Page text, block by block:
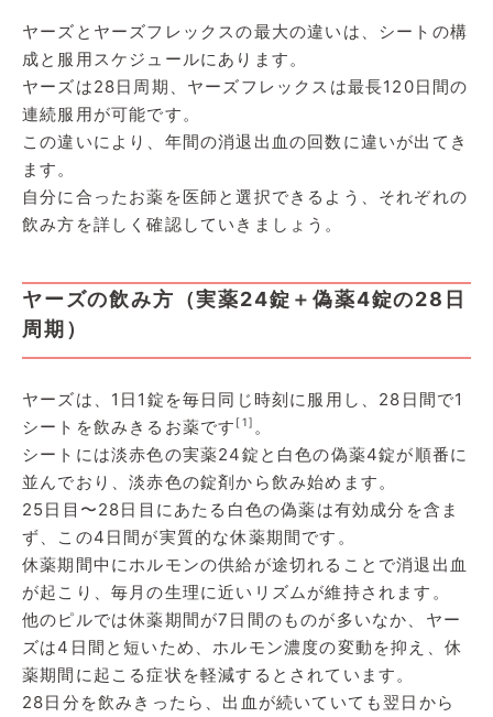
ヤーズとヤーズフレックスの最大の違いは、シートの構
成と服用スケジュールにあります。
ヤーズは28日周期、ヤーズフレックスは最長120日間の
連続服用が可能です。
この違いにより、年間の消退出血の回数に違いが出てき
ます。
自分に合ったお薬を医師と選択できるよう、それぞれの
飲み方を詳しく確認していきましょう。
ヤーズの飲み方（実薬24錠＋偽薬4錠の28日
周期）
ヤーズは、1日1錠を毎日同じ時刻に服用し、28日間で1
シートを飲みきるお薬です [1] 。
シートには淡赤色の実薬24錠と白色の偽薬4錠が順番に
並んでおり、淡赤色の錠剤から飲み始めます。
25日目〜28日目にあたる白色の偽薬は有効成分を含ま
ず、この4日間が実質的な休薬期間です。
休薬期間中にホルモンの供給が途切れることで消退出血
が起こり、毎月の生理に近いリズムが維持されます。
他のピルでは休薬期間が7日間のものが多いなか、ヤー
ズは4日間と短いため、ホルモン濃度の変動を抑え、休
薬期間に起こる症状を軽減するとされています。
28日分を飲みきったら、出血が続いていても翌日から